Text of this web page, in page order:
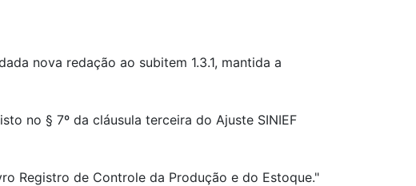
nova redação ao subitem 1.3.1, mantida a
no § 7º da cláusula terceira do Ajuste SINIEF
Registro de Controle da Produção e do Estoque."